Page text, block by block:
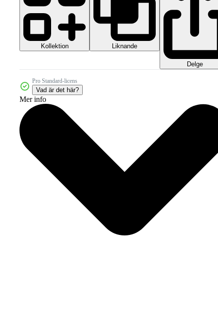
Kollektion Liknande
Delge
Pro Standard-licens
Vad är det här?
Mer info